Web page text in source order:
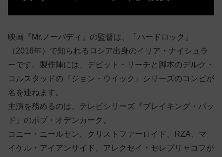
映画『Mr.ノーバディ』の監督は、『ハードロック』
（2016年）で知られるロシア出身のイリア・ナイシュラ
ーです。製作陣には、デビット・リーチと脚本のデルク・
コルスタッドの『ジョン・ウイック』シリーズのコンビが
名を連ねます。
主演を務めるのは、テレビシリーズ『ブレイキング・バッ
ド』のボブ・オデンカーク。
コニー・ニールセン、クリストファーロイド、RZA、マ
イケル・アイアンサイド、アレクセイ・セレブリャコフが